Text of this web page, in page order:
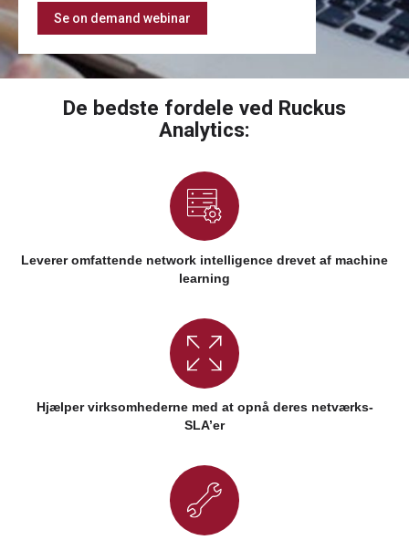
Se on demand webinar
De bedste fordele ved Ruckus
Analytics:
Leverer omfattende network intelligence drevet af machine
learning
Hjælper virksomhederne med at opnå deres netværks-
SLA’er